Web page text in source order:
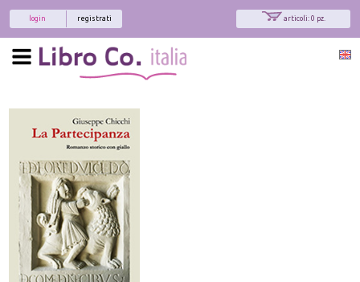
articoli: 0 pz.
registrati
login